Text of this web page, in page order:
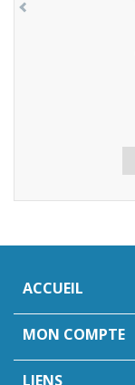
ACCUEIL
MON COMPTE
LIENS